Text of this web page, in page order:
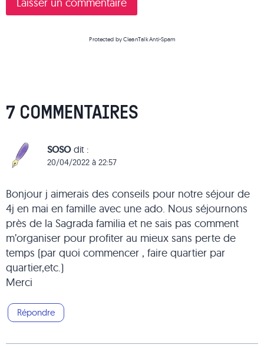
Protected byCleanTalk Anti-Spam
7 COMMENTAIRES
soso dit :
20/04/2022 à 22:57
Bonjour j aimerais des conseils pour notre séjour de
4j en mai en famille avec une ado. Nous séjournons
près de la Sagrada familia et ne sais pas comment
m’organiser pour profiter au mieux sans perte de
temps (par quoi commencer , faire quartier par
quartier,etc.)
Merci
Répondre